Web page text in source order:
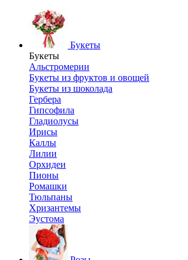
Букеты
Букеты
Альстромерии
Букеты из фруктов и овощей
Букеты из шоколада
Гербера
Гипсофила
Гладиолусы
Ирисы
Каллы
Лилии
Орхидеи
Пионы
Ромашки
Тюльпаны
Хризантемы
Эустома